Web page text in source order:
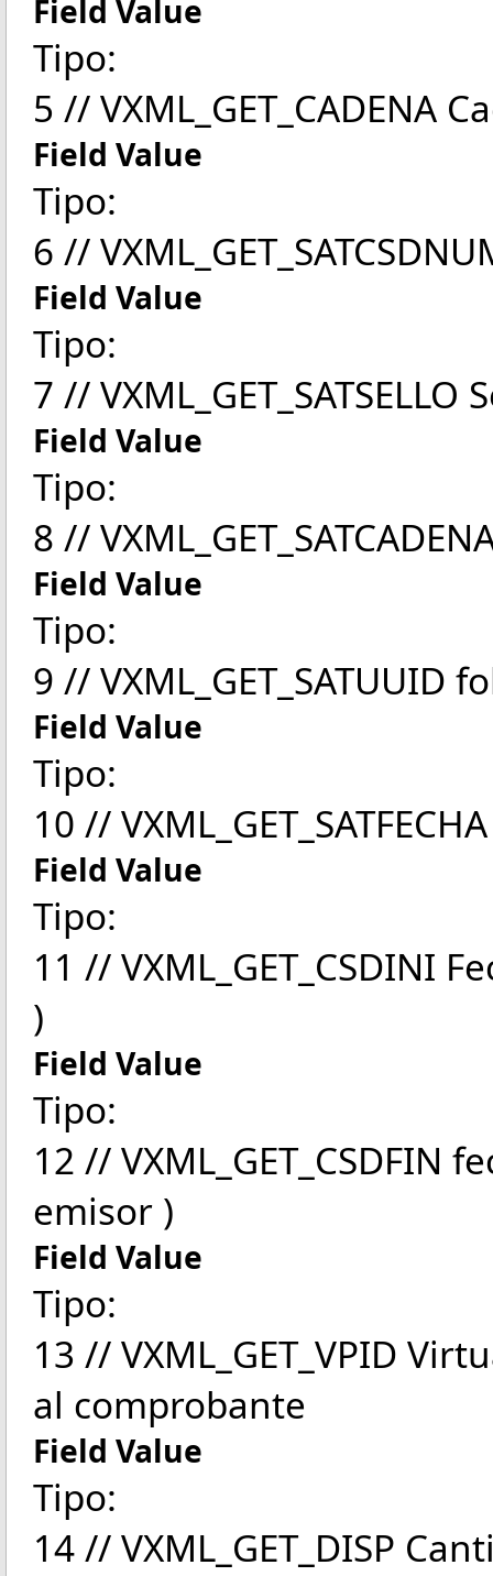
Field Value
Tipo:
5 // VXML_GET_CADENA
Field Value
Tipo:
6 //
Field Value
Tipo:
7 //
Field Value
Tipo:
8 //
Field Value
Tipo:
9 // VXML_GET_SATUUID
Field Value
Tipo:
10 //
Field Value
Tipo:
11 // VXML_GET_CSDINI
)
Field Value
Tipo:
12 // VXML_GET_CSDFIN
emisor )
Field Value
Tipo:
13 // VXML_GET_VPID
al comprobante
Field Value
Tipo:
14 // VXML_GET_DISP